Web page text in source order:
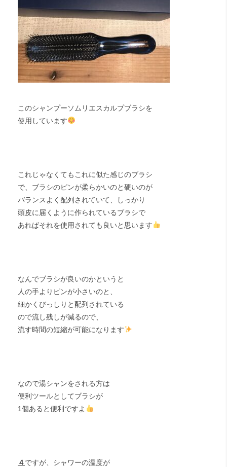
このシャンプーソムリエスカルプブラシを
使用しています
これじゃなくてもこれに似た感じのブラシ
で、ブラシのピンが柔らかいのと硬いのが
バランスよく配列されていて、しっかり
頭皮に届くように作られているブラシで
あればそれを使用されても良いと思います
なんでブラシが良いのかというと
人の手よりピンが小さいのと、
細かくびっしりと配列されている
ので流し残しが減るので、
流す時間の短縮が可能になります
なので湯シャンをされる方は
便利ツールとしてブラシが
1個あると便利ですよ
４ですが、シャワーの温度が